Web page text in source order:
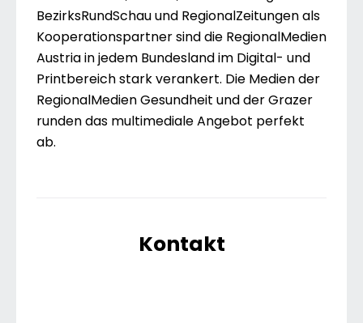
BezirksRundSchau und RegionalZeitungen als
Kooperationspartner sind die RegionalMedien
Austria in jedem Bundesland im Digital- und
Printbereich stark verankert. Die Medien der
RegionalMedien Gesundheit und der Grazer
runden das multimediale Angebot perfekt
ab.
Kontakt